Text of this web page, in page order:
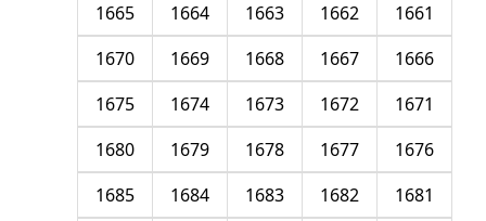
1661
1662
1663
1664
1665
1666
1667
1668
1669
1670
1671
1672
1673
1674
1675
1676
1677
1678
1679
1680
1681
1682
1683
1684
1685